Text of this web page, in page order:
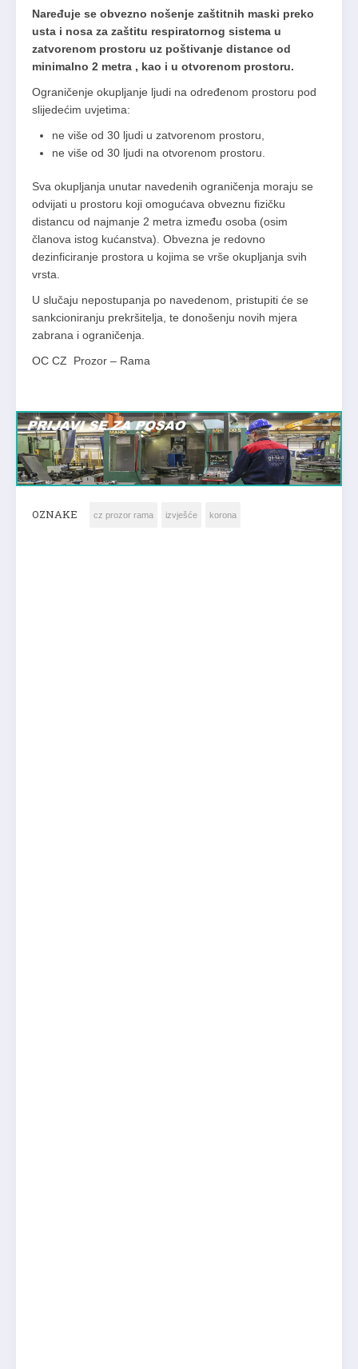
Naređuje se obvezno nošenje zaštitnih maski preko
usta i nosa za zaštitu respiratornog sistema u
zatvorenom prostoru uz poštivanje distance od
minimalno 2 metra , kao i u otvorenom prostoru.
Ograničenje okupljanje ljudi na određenom prostoru pod
slijedećim uvjetima:
ne više od 30 ljudi u zatvorenom prostoru,
ne više od 30 ljudi na otvorenom prostoru.
Sva okupljanja unutar navedenih ograničenja moraju se
odvijati u prostoru koji omogućava obveznu fizičku
distancu od najmanje 2 metra između osoba (osim
članova istog kućanstva). Obvezna je redovno
dezinficiranje prostora u kojima se vrše okupljanja svih
vrsta.
U slučaju nepostupanja po navedenom, pristupiti će se
sankcioniranju prekršitelja, te donošenju novih mjera
zabrana i ograničenja.
OC CZ Prozor – Rama
OZNAKE cz prozor rama izvješće korona